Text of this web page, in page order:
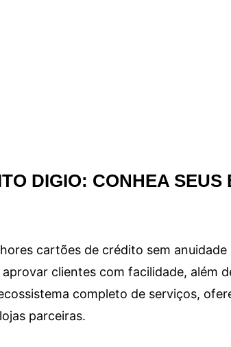
DIGIO: CONHEA SEUS
cartões de crédito sem anuidade
clientes com facilidade, além
completo de serviços,
parceiras.